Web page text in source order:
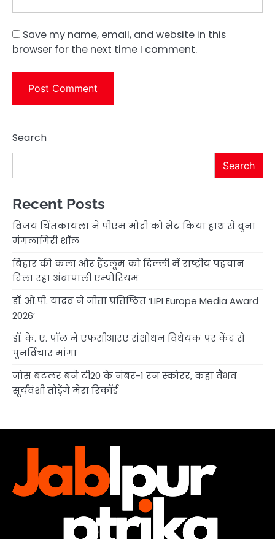
Save my name, email, and website in this
browser for the next time I comment.
Search
Search
Recent Posts
विजय चिंतकायला ने पीएम मोदी को भेंट किया हाथ से बुना
मंगलागिरी शॉल
बिहार की कला और हैंडलूम को दिल्ली में राष्ट्रीय पहचान
दिला रहा अंबापाली एम्पोरियम
डॉ. ओ.पी. यादव ने जीता प्रतिष्ठित ‘LIPI Europe Media Award
2026’
डॉ. के. ए. पॉल ने एफसीआरए संशोधन विधेयक पर केंद्र से
पुनर्विचार मांगा
जोस बटलर बने टी20 के नंबर-1 रन स्कोरर, कहा वैभव
सूर्यवंशी तोड़ेंगे मेरा रिकॉर्ड